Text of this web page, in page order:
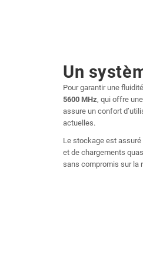
Un
Pour garantir une
5600 MHz, qui offre
assure un confort
actuelles.
Le stockage est assuré
et de chargements
sans compromis sur la